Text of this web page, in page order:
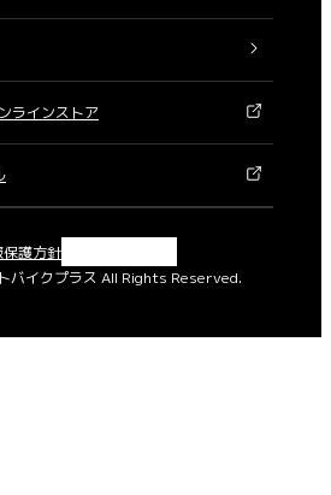
ラインストア
バイクプラス All Rights Reserved.
護方針X